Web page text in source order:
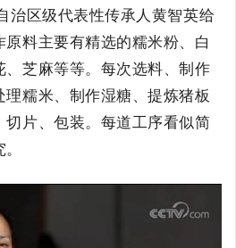
治区级代表性传承人黄智英给
料主要有精选的糯米粉、白
芝麻等等。 每次选料、制作
理糯米、制作湿糖、提炼猪板
片、包装。 每道工序看似简